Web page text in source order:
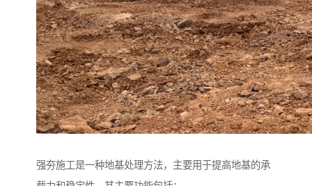
强夯施工是一种地基处理方法，主要用于提高地基的承